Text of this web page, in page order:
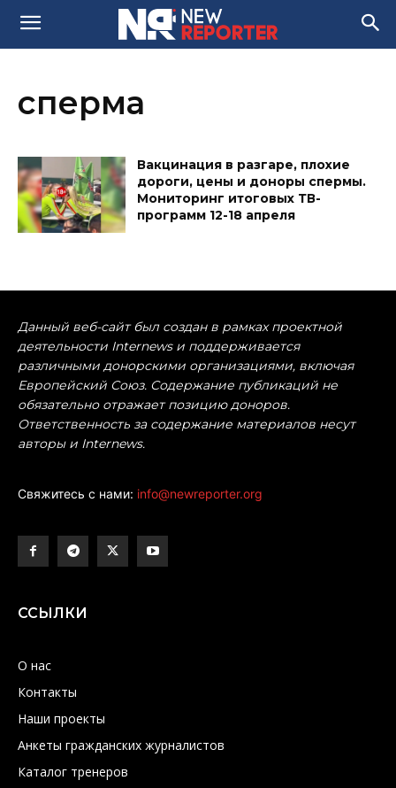
сперма
Вакцинация в разгаре, плохие
дороги, цены и доноры спермы.
Мониторинг итоговых ТВ-
программ 12-18 апреля
Данный веб-сайт был создан в рамках проектной
деятельности Internews и поддерживается
различными донорскими организациями, включая
Европейский Союз. Содержание публикаций не
обязательно отражает позицию доноров.
Ответственность за содержание материалов несут
авторы и Internews.
Свяжитесь с нами: info@newreporter.org
ССЫЛКИ
О нас
Контакты
Наши проекты
Анкеты гражданских журналистов
Каталог тренеров